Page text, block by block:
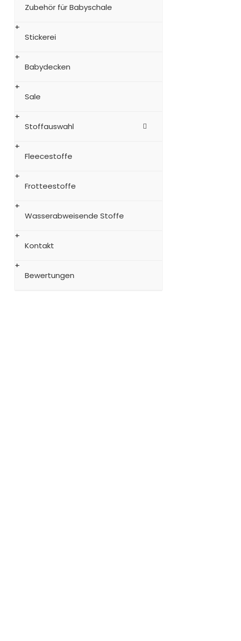
Zubehör für Babyschale
Stickerei
Babydecken
Sale
Stoffauswahl
Fleecestoffe
Frotteestoffe
Wasserabweisende Stoffe
Kontakt
Bewertungen